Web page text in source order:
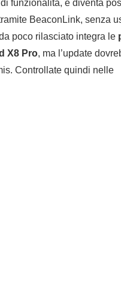
funzionalità, e diventa
BeaconLink, senza
poco rilasciato integra le
X8 Pro, ma l’update
Controllate quindi nelle